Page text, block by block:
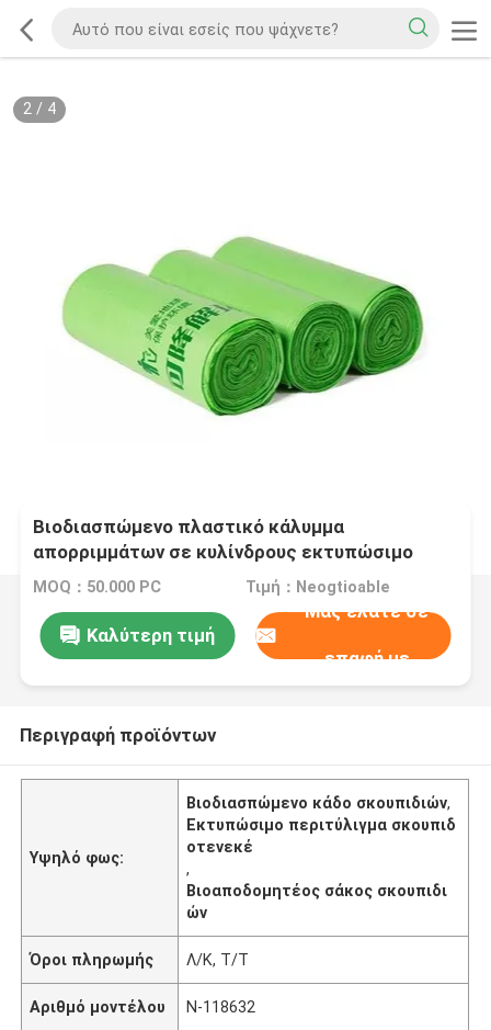
2/ 4
Βιοδιασπώμενο πλαστικό κάλυμμα
απορριμμάτων σε κυλίνδρους εκτυπώσιμο
πράσινο χρώμα
MOQ：50.000 PC Τιμή：Neogtioable
Καλύτερη τιμή
Μας ελάτε σε
επαφή με
Περιγραφή προϊόντων
Υψηλό φως:
Βιοδιασπώμενο κάδο σκουπιδιών,
Εκτυπώσιμο περιτύλιγμα σκουπιδ
οτενεκέ
,
Βιοαποδομητέος σάκος σκουπιδι
ών
Όροι πληρωμής Λ/Κ, Τ/Τ
Αριθμό μοντέλου N-118632